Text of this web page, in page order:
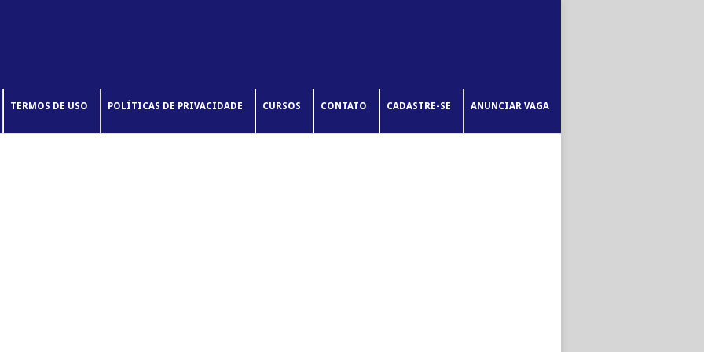
TERMOS DE USO POLÍTICAS DE PRIVACIDADE CURSOS CONTATO CADASTRE-SE ANUNCIAR VAGA